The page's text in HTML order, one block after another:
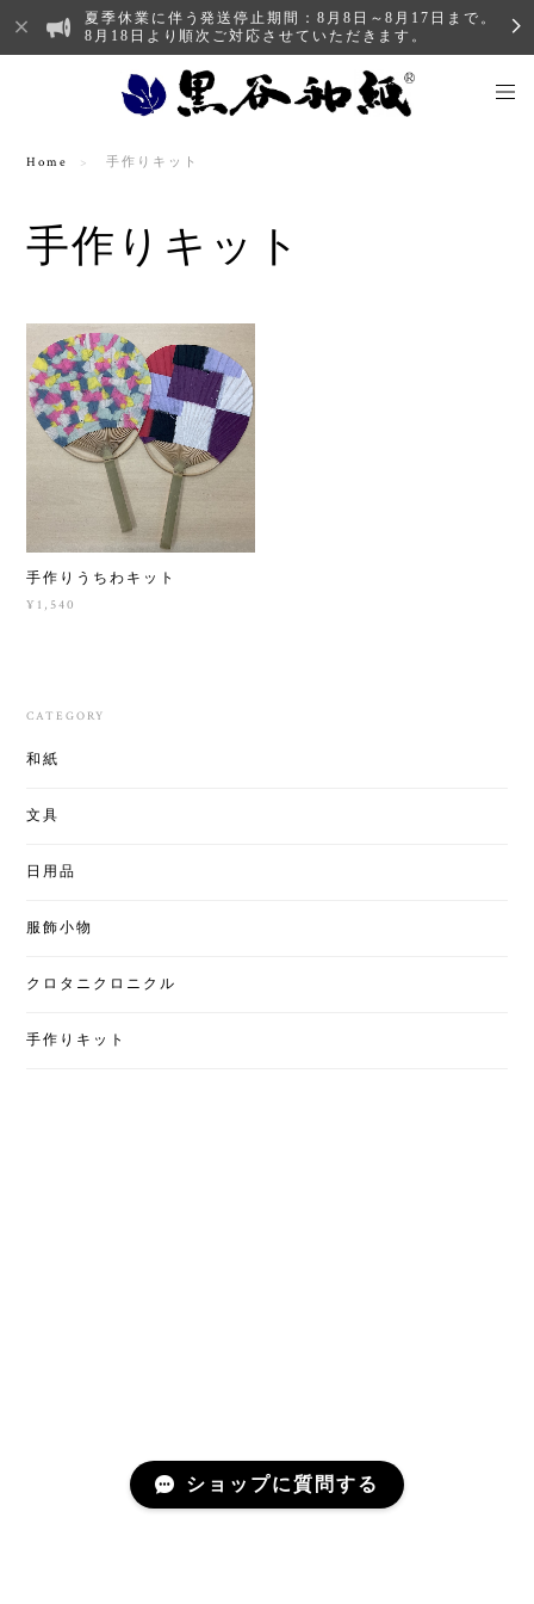
夏季休業に伴う発送停止期間：8月8日～8月17日まで。
8月18日より順次ご対応させていただきます。
Home 手作りキット
手作りキット
手作りうちわキット
¥1,540
CATEGORY
和紙
文具
日用品
服飾小物
クロタニクロニクル
手作りキット
ショップに質問する